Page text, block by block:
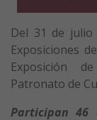
Del 31 de julio
Exposiciones
Exposición de
Patronato de
Participan 46